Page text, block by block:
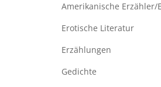
Amerikanische Erzähler/
Erotische Literatur
Erzählungen
Gedichte